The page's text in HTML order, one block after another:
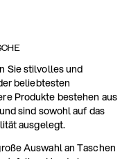
Sie stilvolles und
beliebtesten
Produkte bestehen aus
sind sowohl auf das
ausgelegt.
Auswahl an Taschen